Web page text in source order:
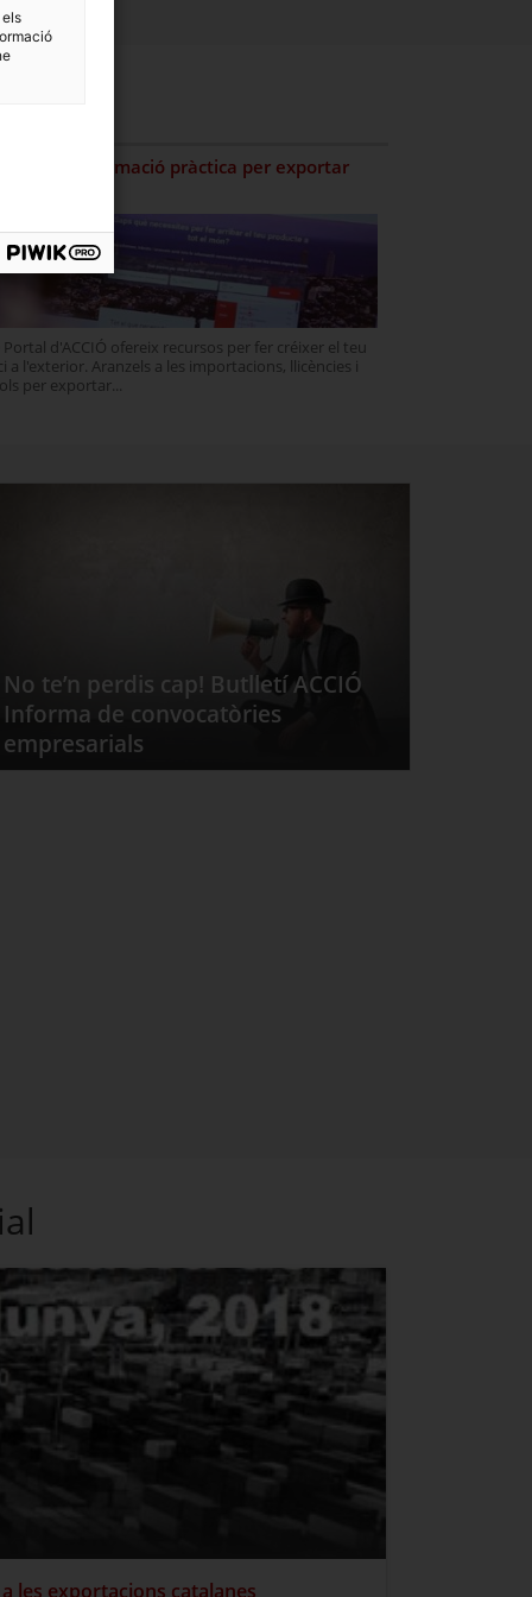
Portal: informació pràctica per exportar
Portal d'ACCIÓ ofereix recursos per fer créixer el teu
a l'exterior. Aranzels a les importacions, llicències i
per exportar...
No te’n perdis cap! Butlletí ACCIÓ
Informa de convocatòries
empresarials
les exportacions catalanes